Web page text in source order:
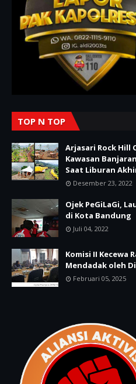
TOP N TOP
Arjasari Rock Hill
Kawasan
Saat Liburan
Desember 23, 2022
Ojek PeGiLaGi,
di Kota Bandung
Juli 04, 2022
Komisi II Kecewa
Mendadak oleh
Februari 05, 2025